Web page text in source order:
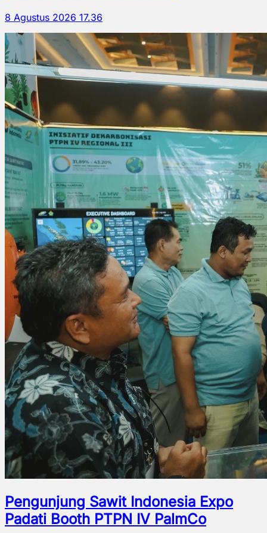
8 Agustus 2026 17.36
Pengunjung Sawit Indonesia Expo
Padati Booth PTPN IV PalmCo